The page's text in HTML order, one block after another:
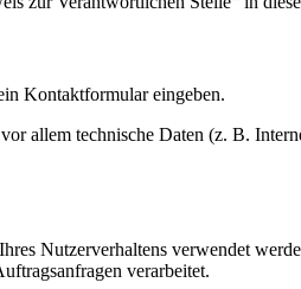
Kontaktformular eingeben.
allem technische Daten (z. B.
Nutzerverhaltens verwendet
verarbeitet.